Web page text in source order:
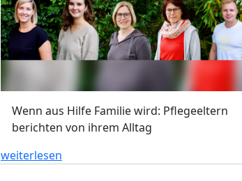
Wenn aus Hilfe Familie wird: Pflegeeltern
berichten von ihrem Alltag
weiterlesen